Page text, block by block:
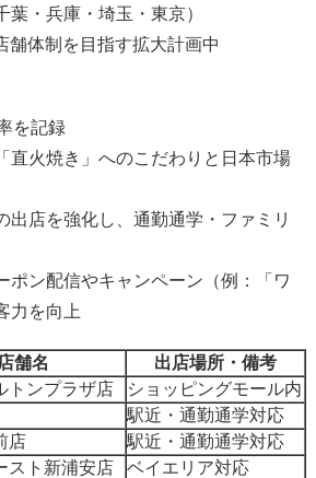
・兵庫・埼玉・東京）
舗体制を目指す拡大計画中
を記録
直火焼き」へのこだわりと日本市場
出店を強化し、通勤通学・ファミリ
ポン配信やキャンペーン（例：「ワ
力を向上
舗名
出店場所・備考
トンプラザ店
ショッピングモール内
駅近・通勤通学対応
店
駅近・通勤通学対応
スト新浦安店
ベイエリア対応